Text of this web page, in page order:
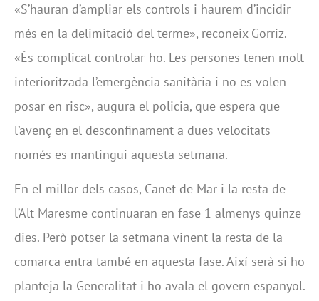
«S’hauran d’ampliar els controls i haurem d’incidir
més en la delimitació del terme», reconeix Gorriz.
«És complicat controlar-ho. Les persones tenen molt
interioritzada l’emergència sanitària i no es volen
posar en risc», augura el policia, que espera que
l’avenç en el desconfinament a dues velocitats
només es mantingui aquesta setmana.
En el millor dels casos, Canet de Mar i la resta de
l’Alt Maresme continuaran en fase 1 almenys quinze
dies. Però potser la setmana vinent la resta de la
comarca entra també en aquesta fase. Així serà si ho
planteja la Generalitat i ho avala el govern espanyol.